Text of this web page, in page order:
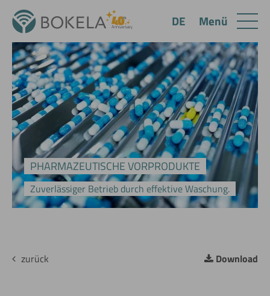
PHARMAZEUTISCHE VORPRODUKTE
Zuverlässiger Betrieb durch effektive Waschung.
Download
zurück
Menü
DE